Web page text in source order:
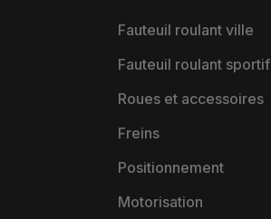
Fauteuil roulant ville
Fauteuil roulant sportif
Roues et accessoires
Freins
Positionnement
Motorisation